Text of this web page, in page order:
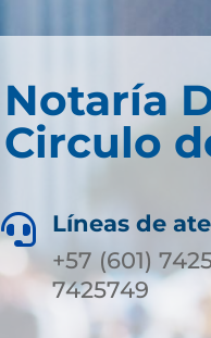
Notaría
Circulo

Líneas de
+57 (601)
7425749